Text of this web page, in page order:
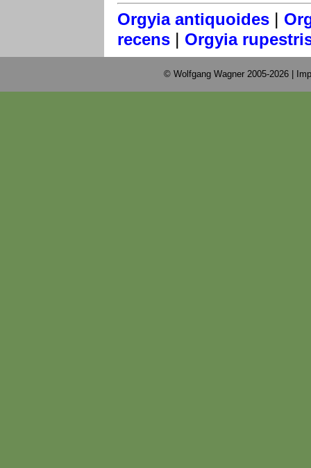
Orgyia antiquoides |
recens | Orgyia
© Wolfgang Wagner 2005-2026 |